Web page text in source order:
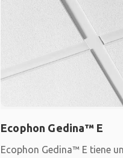
Ecophon Gedina™ E
Ecophon Gedina™ E tiene